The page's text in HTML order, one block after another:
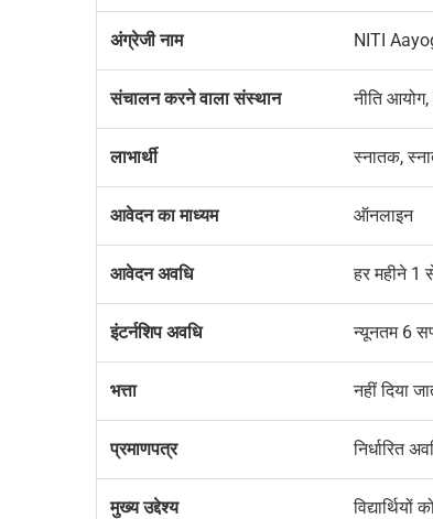
अंग्रेजी नाम NITI
संचालन करने वाला संस्थान नीति
लाभार्थी स्नातक,
आवेदन का माध्यम ऑनलाइन
आवेदन अवधि हर महीने 1
इंटर्नशिप अवधि न्यूनतम 6
भत्ता नहीं दिया
प्रमाणपत्र निर्धारित
मुख्य उद्देश्य